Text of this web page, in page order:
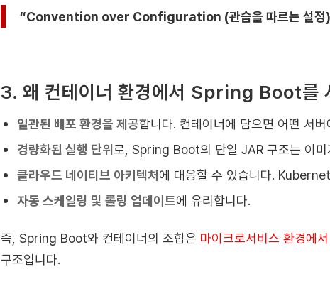
“Convention over Configuration (관습을 따르는 설정
3. 왜 컨테이너 환경에서 Spring Boot를
일관된 배포 환경을 제공합니다. 컨테이너에 담으면 어떤 서
경량화된 실행 단위로, Spring Boot의 단일 JAR 구조는 이미
클라우드 네이티브 아키텍처에 대응할 수 있습니다.
자동 스케일링 및 롤링 업데이트에 유리합니다.
즉, Spring Boot와 컨테이너의 조합은 마이크로서비스 환경에
구조입니다.